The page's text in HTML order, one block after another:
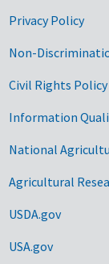
Privacy Policy
Non-
Civil Rights Policy
Information
National
Agricultural
USDA.gov
USA.gov